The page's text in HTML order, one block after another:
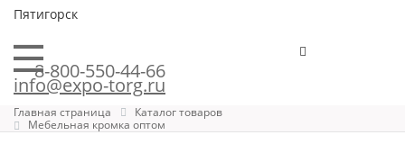
Пятигорск
8-800-550-44-66
info@expo-torg.ru
Главная страница
Каталог товаров
Мебельная кромка оптом